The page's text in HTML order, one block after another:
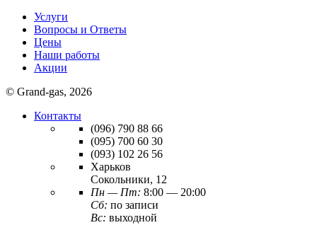
Услуги
Вопросы и Ответы
Цены
Наши работы
Акции
© Grand-gas, 2026
Контакты
(096) 790 88 66
(095) 700 60 30
(093) 102 26 56
Харьков
Сокольники, 12
Пн — Пт: 8:00 — 20:00
Сб: по записи
Вс: выходной